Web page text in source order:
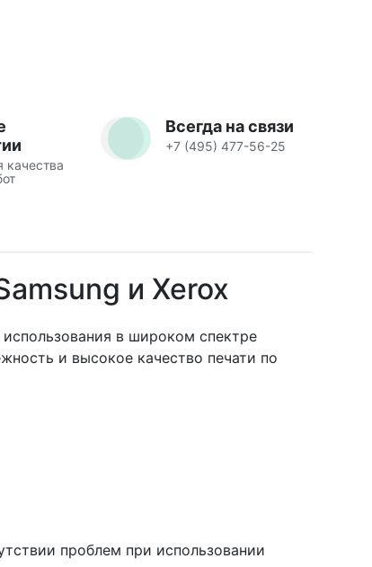
качества
Всегда на связи
+7 (495) 477-56-25
и Xerox
в широком спектре
и высокое качество печати по
проблем при использовании